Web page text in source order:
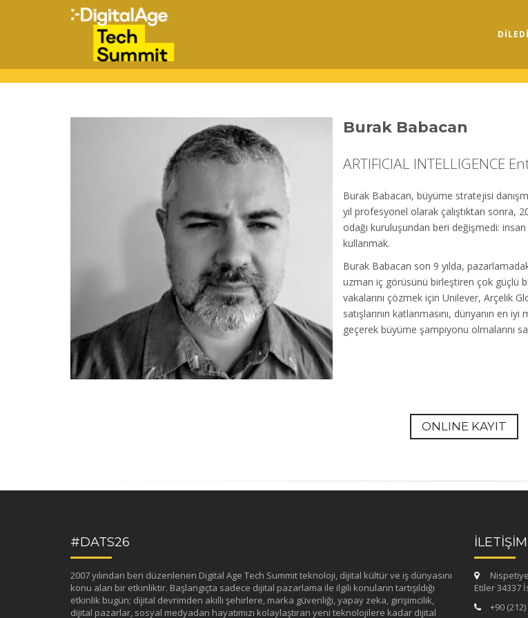
Burak Babacan
ARTIFICIAL INTELLIGENCE
Burak Babacan, büyüme stratejisi
yıl profesyonel olarak çalıştıktan sonra,
odağı kuruluşundan beri değişmedi:
kullanmak.
Burak Babacan son 9 yılda,
uzman iç görüsünü birleştiren çok güçlü
vakalarını çözmek için Unilever, Arçelik
satışlarının katlanmasını, dünyanın en
geçerek büyüme şampiyonu olmalarını
ONLINE KAYIT
#DATS26
2007 yılından beri düzenlenen Digital Age Tech Summit teknoloji, dijital kültür ve iş dünyasını
konu alan bir etkinliktir. Başlangıçta sadece dijital pazarlama ile ilgili konuların tartışıldığı
etkinlik bugün; dijital devrimden akıllı şehirlere, marka güvenliği, yapay zeka, girişimcilik,
dijital pazarlar, sosyal medyadan hayatımızı kolaylaştıran yeni teknolojilere kadar dijital
İLETİŞİM
Etiler 34337
+90